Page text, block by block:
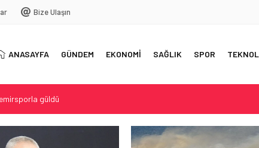
Bize Ulaşın
ANASAYFA GÜNDEM EKONOMİ SAĞLIK SPOR
güldü
Döndü
hızlı gelişti